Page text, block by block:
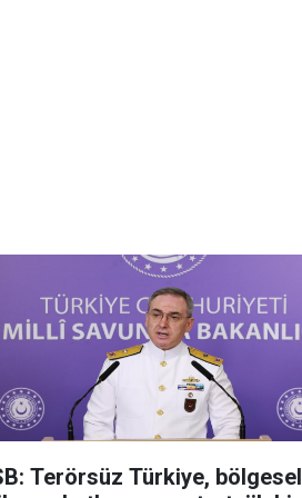
Terörsüz Türkiye, bölgesel